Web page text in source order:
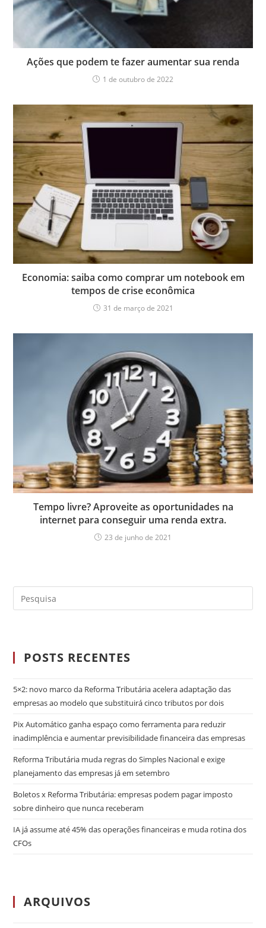
Ações que podem te fazer aumentar sua renda
1 de outubro de 2022
Economia: saiba como comprar um notebook em
tempos de crise econômica
31 de março de 2021
Tempo livre? Aproveite as oportunidades na
internet para conseguir uma renda extra.
23 de junho de 2021
POSTS RECENTES
5×2: novo marco da Reforma Tributária acelera adaptação das
empresas ao modelo que substituirá cinco tributos por dois
Pix Automático ganha espaço como ferramenta para reduzir
inadimplência e aumentar previsibilidade financeira das empresas
Reforma Tributária muda regras do Simples Nacional e exige
planejamento das empresas já em setembro
Boletos x Reforma Tributária: empresas podem pagar imposto
sobre dinheiro que nunca receberam
IA já assume até 45% das operações financeiras e muda rotina dos
CFOs
ARQUIVOS